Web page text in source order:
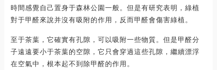
時間感覺自己置身于森林公園一般。但是有研究表明，綠植
對于甲醛來說并沒有吸附的作用，反而甲醛會傷害綠植。
至于茶葉，它確實有孔隙，可以吸附一些物質。但是甲醛分
子遠遠要小于茶葉的空隙，它只會穿過這些孔隙，繼續漂浮
在空氣中，根本起不到除甲醛的作用。